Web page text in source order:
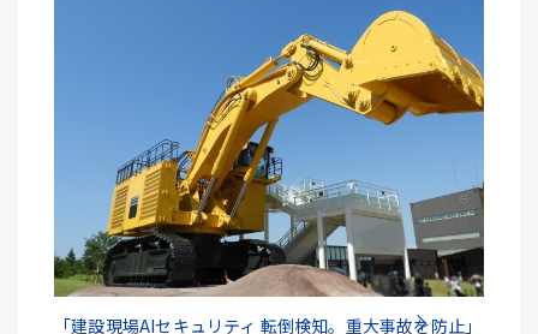
「建設現場AIセキュリティ 転倒検知。重大事故を防止」